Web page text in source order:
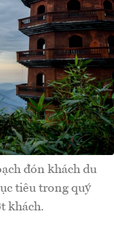
đón khách du
tiêu trong quý
khách.